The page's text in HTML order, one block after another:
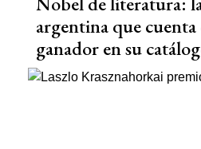
argentina que
ganador en su